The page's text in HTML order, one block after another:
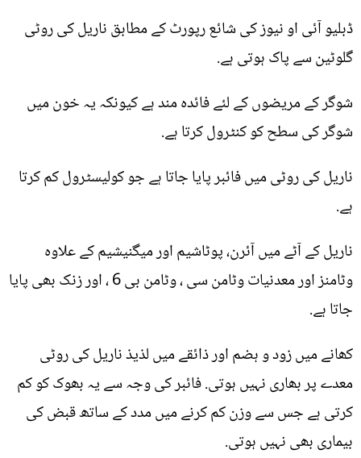
ڈبلیو آئی او نیوز کی شائع رپورٹ کے مطابق ناریل کی روٹی
گلوٹین سے پاک ہوتی ہے.
شوگر کے مریضوں کے لئے فائدہ مند ہے کیونکہ یہ خون میں
شوگر کی سطح کو کنٹرول کرتا ہے.
ناریل کی روٹی میں فائبر پایا جاتا ہے جو کولیسٹرول کم کرتا
ہے.
ناریل کے آٹے میں آئرن، پوٹاشیم اور میگنیشیم کے علاوہ
وٹامنز اور معدنیات وٹامن سی ، وٹامن بی 6 ، اور زنک بھی پایا
جاتا ہے.
کھانے میں زود و ہضم اور ذائقے میں لذیذ ناریل کی روٹی
معدے پر بھاری نہیں ہوتی. فائبر کی وجہ سے یہ بھوک کو کم
کرتی ہے جس سے وزن کم کرنے میں مدد کے ساتھ قبض کی
بیماری بھی نہیں ہوتی.